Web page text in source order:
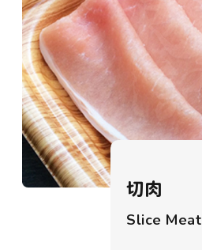
切肉
Slice Meat